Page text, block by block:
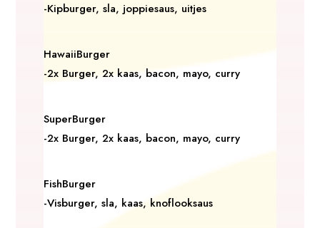
-Kipburger, sla, joppiesaus, uitjes
HawaiiBurger
-2x Burger, 2x kaas, bacon, mayo, curry
SuperBurger
-2x Burger, 2x kaas, bacon, mayo, curry
FishBurger
-Visburger, sla, kaas, knoflooksaus